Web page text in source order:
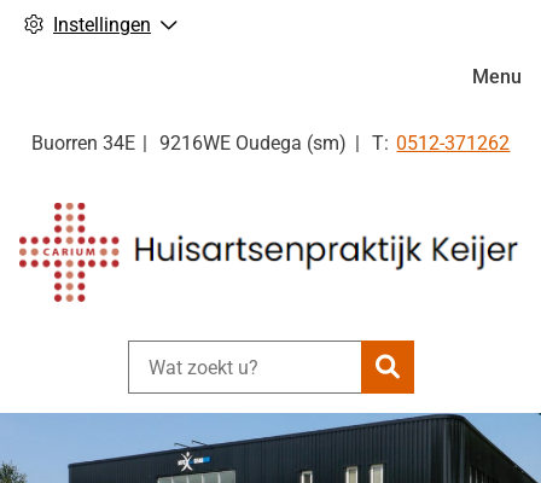
Instellingen
Buorren 34E 9216WE Oudega (sm) Tel:
0512-371262
Zoeken
Menu